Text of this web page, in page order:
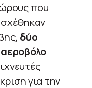
που
δύο
για την